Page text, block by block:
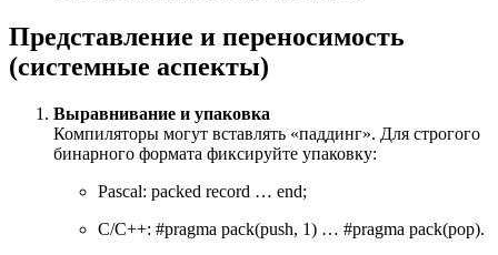
Представление и переносимость
(системные аспекты)
Выравнивание и упаковка
Компиляторы могут вставлять «паддинг». Для строгого
бинарного формата фиксируйте упаковку:
Pascal: packed record … end;
C/C++: #pragma pack(push, 1) … #pragma pack(pop).